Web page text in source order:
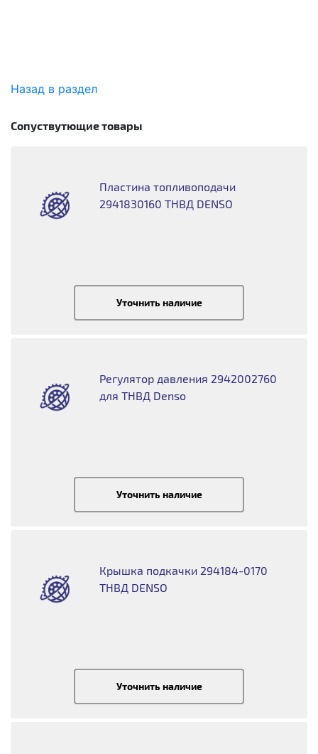
Назад в раздел
Сопуствутющие товары
Пластина топливоподачи
2941830160 ТНВД DENSO
Уточнить наличие
Регулятор давления 2942002760
для ТНВД Denso
Уточнить наличие
Крышка подкачки 294184-0170
ТНВД DENSO
Уточнить наличие